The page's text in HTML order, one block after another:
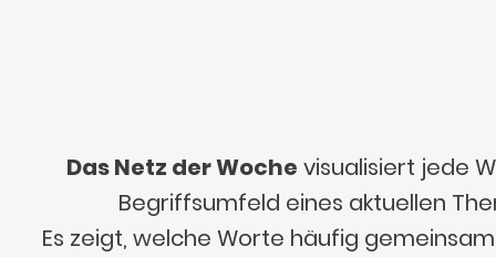
Das Netz der Woche visualisiert jede
Begriffsumfeld eines aktuellen
Es zeigt, welche Worte häufig